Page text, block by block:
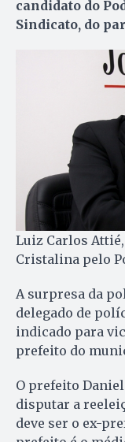
candidato do
Sindicato, do
Luiz Carlos
Cristalina pelo
A surpresa da
delegado de
indicado para
prefeito do
O prefeito
disputar a
deve ser o ex-